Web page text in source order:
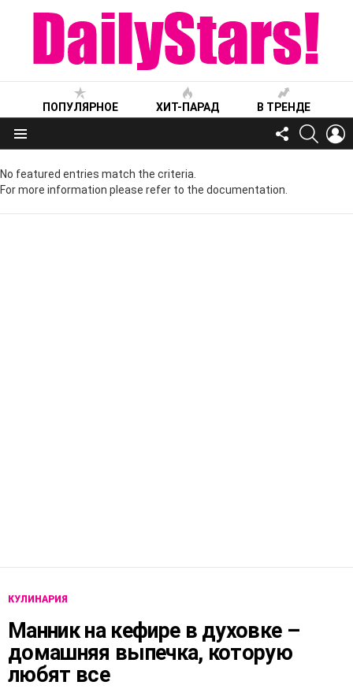
ПОПУЛЯРНОЕ ХИТ-ПАРАД В ТРЕНДЕ
Меню
FOLLOW
US
No featured entries match the criteria.
For more information please refer to the documentation.
КУЛИНАРИЯ
Манник на кефире в духовке –
домашняя выпечка, которую
любят все